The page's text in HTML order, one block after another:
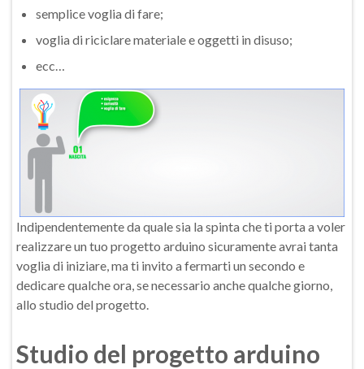
semplice voglia di fare;
voglia di riciclare materiale e oggetti in disuso;
ecc…
Indipendentemente da quale sia la spinta che ti porta a voler
realizzare un tuo progetto arduino sicuramente avrai tanta
voglia di iniziare, ma ti invito a fermarti un secondo e
dedicare qualche ora, se necessario anche qualche giorno,
allo studio del progetto.
Studio del progetto arduino